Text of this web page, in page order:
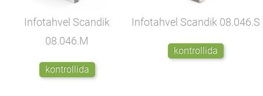
Infotahvel Scandik
08.046.M
kontrollida
Infotahvel Scandik 08.046.S
kontrollida